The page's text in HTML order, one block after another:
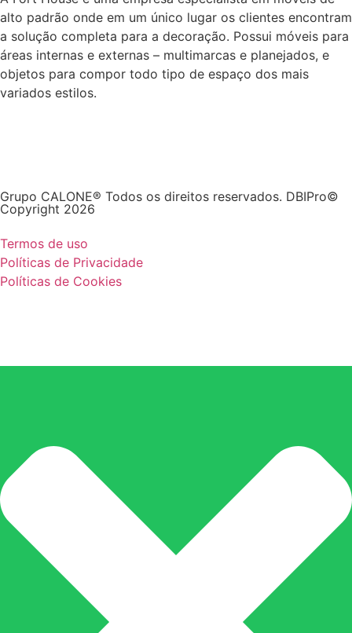
alto padrão onde em um único lugar os clientes encontram
a solução completa para a decoração. Possui móveis para
áreas internas e externas – multimarcas e planejados, e
objetos para compor todo tipo de espaço dos mais
variados estilos.
Grupo CALONE® Todos os direitos reservados. DBIPro©
Copyright 2026
Termos de uso
Políticas de Privacidade
Políticas de Cookies